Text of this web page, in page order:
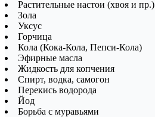
Растительные настои (хвоя и пр.)
Зола
Уксус
Горчица
Кола (Кока-Кола, Пепси-Кола)
Эфирные масла
Жидкость для копчения
Спирт, водка, самогон
Перекись водорода
Йод
Борьба с муравьями